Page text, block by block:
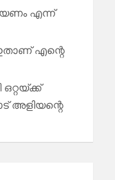
എന്ന്
എന്റെ
അളിയന്റെ